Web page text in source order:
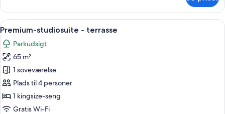
studiosuite
terrasse
Indlæs
alle
billeder
af
Premium-
studiosuite
-
terrasse
En stykket sofa med tufser, en vase
10
Premium-studiosuite - terrasse
Parkudsigt
65 m²
1 soveværelse
Plads til 4 personer
1 kingsize-seng
Gratis Wi-Fi